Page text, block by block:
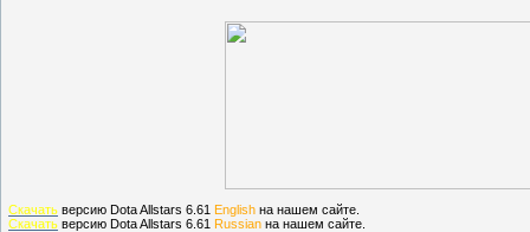
Скачать версию Dota Allstars 6.61 English на нашем сайте.
Скачать версию Dota Allstars 6.61 Russian на нашем сайте.